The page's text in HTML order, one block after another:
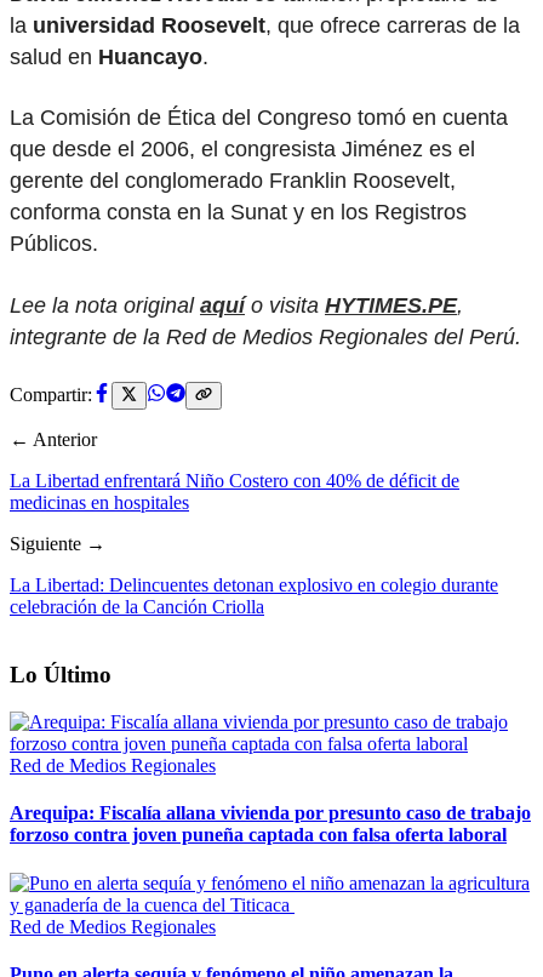
la universidad Roosevelt, que ofrece carreras de la
salud en Huancayo.
La Comisión de Ética del Congreso tomó en cuenta
que desde el 2006, el congresista Jiménez es el
gerente del conglomerado Franklin Roosevelt,
conforma consta en la Sunat y en los Registros
Públicos.
Lee la nota original aquío visita HYTIMES.PE,
integrante de la Red de Medios Regionales del Perú.
Compartir:
← Anterior
La Libertad enfrentará Niño Costero con 40% de déficit de
medicinas en hospitales
Siguiente →
La Libertad: Delincuentes detonan explosivo en colegio durante
celebración de la Canción Criolla
Lo Último
Red de Medios Regionales
Arequipa: Fiscalía allana vivienda por presunto caso de trabajo
forzoso contra joven puneña captada con falsa oferta laboral
Red de Medios Regionales